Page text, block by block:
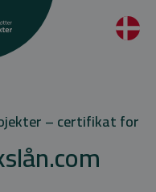
– certifikat for